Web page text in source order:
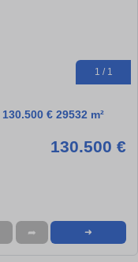
1 / 1
€ 29532 m²
130.500 €
➦ ➜